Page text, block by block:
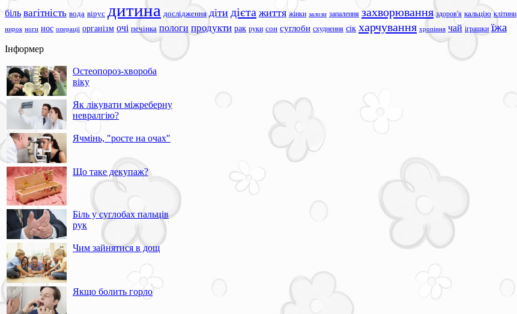
біль вагітність вода вірус дитина дослідження діти дієта життя жінки залози запалення захворювання здоров'я кальцію клітини
нирок ноги нос операції організм очі печінка пологи продукти рак руки сон суглоби схуднення сік харчування хропіння чай іграшки їжа
Інформер
Остеопороз-хвороба
віку
Як лікувати міжреберну
невралгію?
Ячмінь, "росте на очах"
Що таке декупаж?
Біль у суглобах пальців
рук
Чим зайнятися в дощ
Якщо болить горло